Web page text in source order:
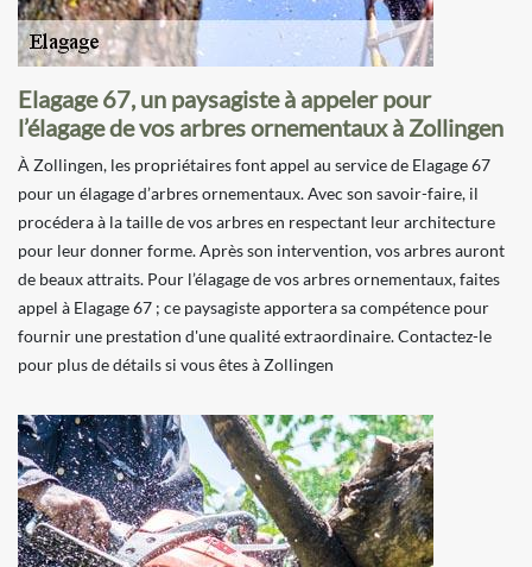
Elagage 67, un paysagiste à appeler pour
l’élagage de vos arbres ornementaux à Zollingen
À Zollingen, les propriétaires font appel au service de Elagage 67
pour un élagage d’arbres ornementaux. Avec son savoir-faire, il
procédera à la taille de vos arbres en respectant leur architecture
pour leur donner forme. Après son intervention, vos arbres auront
de beaux attraits. Pour l’élagage de vos arbres ornementaux, faites
appel à Elagage 67 ; ce paysagiste apportera sa compétence pour
fournir une prestation d'une qualité extraordinaire. Contactez-le
pour plus de détails si vous êtes à Zollingen